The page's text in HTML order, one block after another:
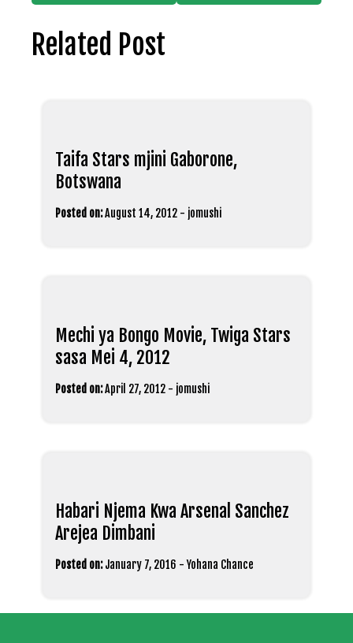
Related Post
Taifa Stars mjini Gaborone,
Botswana
Posted on:August 14, 2012 - jomushi
Mechi ya Bongo Movie, Twiga Stars
sasa Mei 4, 2012
Posted on:April 27, 2012 - jomushi
Habari Njema Kwa Arsenal Sanchez
Arejea Dimbani
Posted on: January 7, 2016 -Yohana Chance